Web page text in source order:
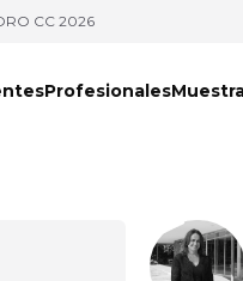
CC 2026
Profesionales